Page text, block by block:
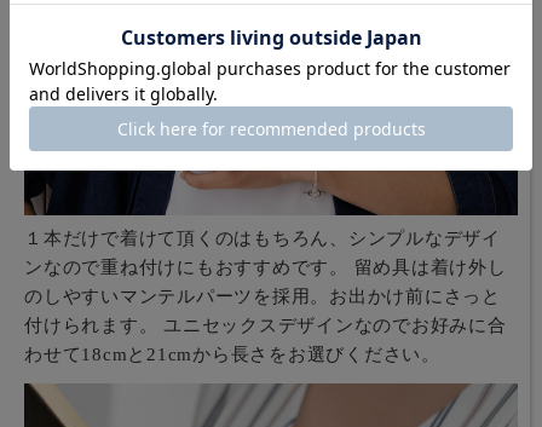
１本だけで着けて頂くのはもちろん、シンプルなデザイ
ンなので重ね付けにもおすすめです。 留め具は着け外し
のしやすいマンテルパーツを採用。お出かけ前にさっと
付けられます。 ユニセックスデザインなのでお好みに合
わせて18cmと21cmから長さをお選びください。